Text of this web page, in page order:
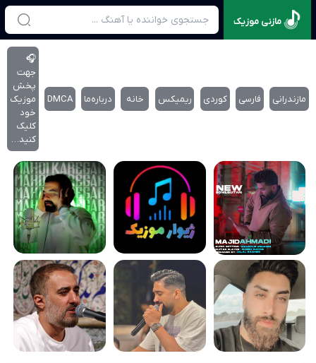
مازنی موزیک
مازندرانی فارسی کوردی ریمیکس خانه درباره‌‌ما DMCA
🎧
جهت
پخش
موزیک
خود
کلیک
کنید…